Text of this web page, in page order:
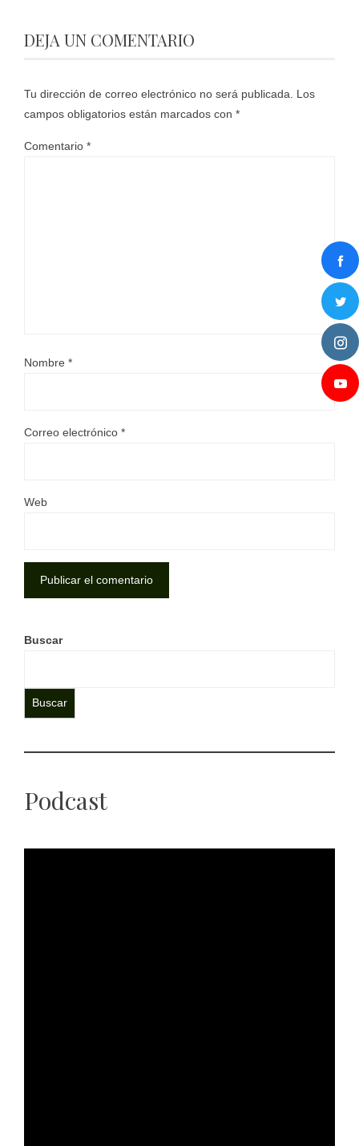
DEJA UN COMENTARIO
Tu dirección de correo electrónico no será publicada.
Los
campos obligatorios están marcados con *
Comentario *
Nombre *
Correo electrónico *
Web
Buscar
Buscar
Podcast